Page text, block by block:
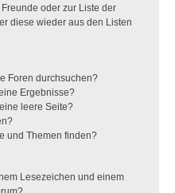
oder zur Liste der
diese wieder aus den Listen
Foren durchsuchen?
Ergebnisse?
leere Seite?
und Themen finden?
Lesezeichen und einem